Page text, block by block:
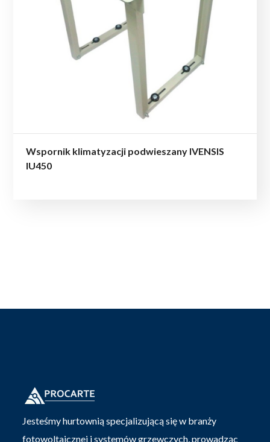
Wspornik klimatyzacji podwieszany IVENSIS
IU450
Jesteśmy hurtownią specjalizującą się w branży
fotowoltaicznej i systemów grzewczych, prowadząc